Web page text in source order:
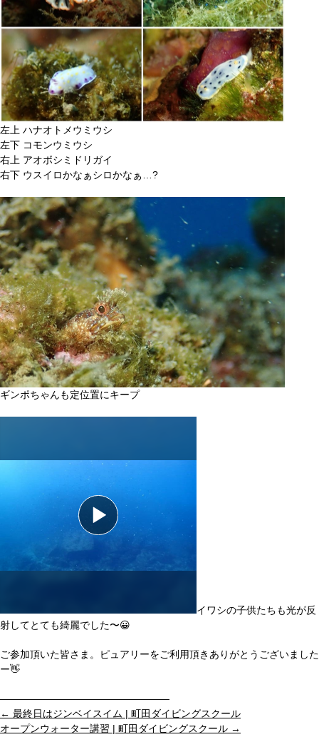
左上 ハナオトメウミウシ
左下 コモンウミウシ
右上 アオボシミドリガイ
右下 ウスイロかなぁシロかなぁ…?
ギンポちゃんも定位置にキープ
イワシの子供たちも光が反
射してとても綺麗でした〜😀
ご参加頂いた皆さま。ピュアリーをご利用頂きありがとうございました
ー👋
—————————————————
← 最終日はジンベイスイム | 町田ダイビングスクール
オープンウォーター講習 | 町田ダイビングスクール →